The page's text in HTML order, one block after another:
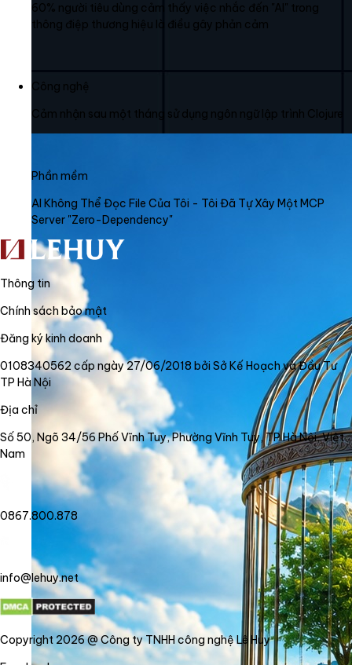
60% người tiêu dùng cảm thấy việc nhắc đến "AI" trong
thông điệp thương hiệu là điều gây phản cảm
Công nghệ
Cảm nhận sau một tháng sử dụng ngôn ngữ lập trình Clojure
Phần mềm
AI Không Thể Đọc File Của Tôi - Tôi Đã Tự Xây Một MCP
Server "Zero-Dependency"
Thông tin
Chính sách bảo mật
Đăng ký kinh doanh
0108340562 cấp ngày 27/06/2018 bởi Sở Kế Hoạch và Đầu Tư
TP Hà Nội
Địa chỉ
Số 50, Ngõ 34/56 Phố Vĩnh Tuy, Phường Vĩnh Tuy, TP Hà Nội, Việt
Nam
0867.800.878
info@lehuy.net
Copyright 2026 @ Công ty TNHH công nghệ Lê Huy